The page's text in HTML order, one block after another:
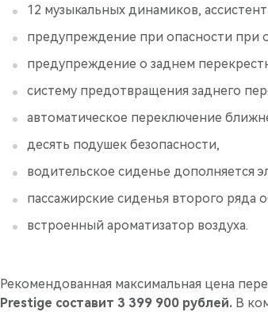
12 музыкальных динамиков,
предупреждение при опасности при
предупреждение о заднем
систему предотвращения заднего
автоматическое переключение
десять подушек безопасности,
водительское сиденье дополняется
пассажирские сиденья второго
встроенный ароматизатор воздуха.
Рекомендованная максимальная цена
Prestige составит 3 399 900 рублей. В